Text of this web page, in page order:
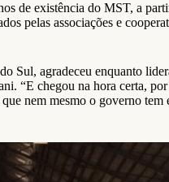
de existência do MST, a
pelas associações e
agradeceu enquanto
“E chegou na hora certa,
nem mesmo o governo